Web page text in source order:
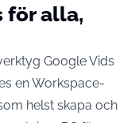
för alla,
Google Vids
en Workspace-
helst skapa och